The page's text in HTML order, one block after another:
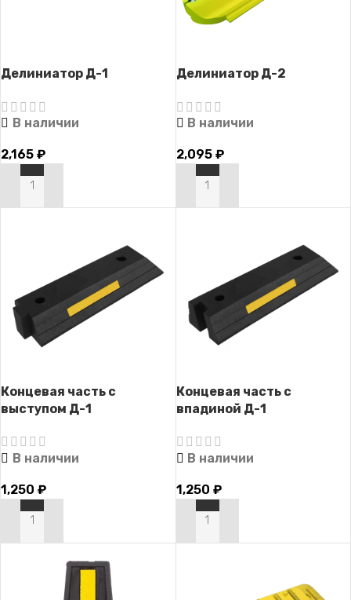
Делиниатор Д-1
В наличии
2,165 ₽
В КОРЗИНУ
Делиниатор Д-2
В наличии
2,095 ₽
В КОРЗИНУ
Концевая часть с
выступом Д-1
В наличии
1,250 ₽
В КОРЗИНУ
Концевая часть с
впадиной Д-1
В наличии
1,250 ₽
В КОРЗИНУ